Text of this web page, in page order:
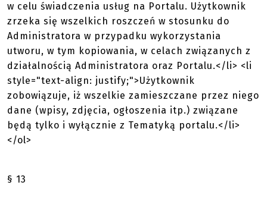
w celu świadczenia usług na Portalu. Użytkownik
zrzeka się wszelkich roszczeń w stosunku do
Administratora w przypadku wykorzystania
utworu, w tym kopiowania, w celach związanych z
działalnością Administratora oraz Portalu.</li> <li
style="text-align: justify;">Użytkownik
zobowiązuje, iż wszelkie zamieszczane przez niego
dane (wpisy, zdjęcia, ogłoszenia itp.) związane
będą tylko i wyłącznie z Tematyką portalu.</li>
</ol>
§ 13